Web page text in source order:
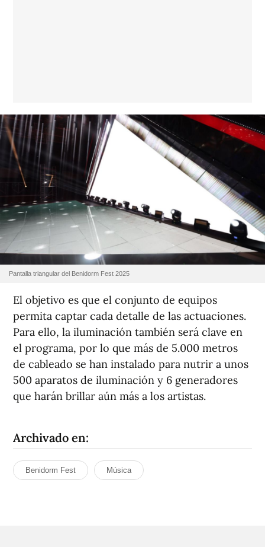
Pantalla triangular del Benidorm Fest 2025
El objetivo es que el conjunto de equipos
permita captar cada detalle de las actuaciones.
Para ello, la iluminación también será clave en
el programa, por lo que más de 5.000 metros
de cableado se han instalado para nutrir a unos
500 aparatos de iluminación y 6 generadores
que harán brillar aún más a los artistas.
Archivado en:
Benidorm Fest Música